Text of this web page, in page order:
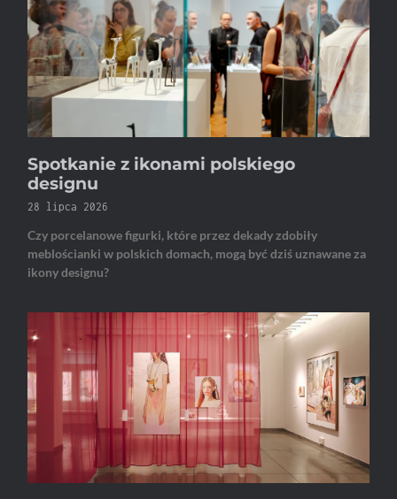
Spotkanie z ikonami polskiego
designu
28 lipca 2026
Czy porcelanowe figurki, które przez dekady zdobiły
meblościanki w polskich domach, mogą być dziś uznawane za
ikony designu?